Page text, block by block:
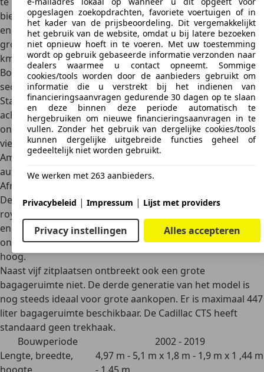
biedt dan de normale variant. Een indrukwekkende 649 pk
en 855 Nm koppelzijn beschikbaar met deze motor. De
grote sedan is dan ook enorm sportief op de weg,tot 320
km/u topsnelheidbehoren tot de belangrijkste gegevens.
Bovendien bereikt het model de 100 km/u naslechts 3,7
seconden.
Standaard beschikt de Cadillac CTS over klassieke
achterwielaandrijvingom zijn sportieve ambities te
ondersteunen. Op verzoek kan de auto echter ookmet
vierwielaandrijvingworden besteld. Zoals gebruikelijk bij
Amerikaanse auto's biedt deze sedan ook een
automatische transmissiein de basisuitrusting.
Afmetingen
De Cadillac CTS is een grote sedan en biedt dankzij zijn
royale afmetingen voldoende ruimte voor het hele gezin
en maximaal vijf personen. De romp van het model is
ongeveer vijf meter lang, 1,8 meter breed en 1,5 meter
hoog.
Naast vijf zitplaatsen ontbreekt ook een grote
bagageruimte niet. De derde generatie van het model is
nog steeds ideaal voor grote aankopen. Er is maximaal 447
liter bagageruimte beschikbaar. De Cadillac CTS heeft
standaard geen trekhaak.
Bouwperiode
2002 - 2019
Lengte, breedte,
4,97 m - 5,1 m x 1,8 m - 1,9 m x 1 ,44 m
opgeslagen zoekopdrachten, favoriete voertuigen of in
het kader van de prijsbeoordeling. Dit vergemakkelijkt
het gebruik van de website, omdat u bij latere bezoeken
niet opnieuw hoeft in te voeren. Met uw toestemming
wordt op gebruik gebaseerde informatie verzonden naar
dealers waarmee u contact opneemt. Sommige
cookies/tools worden door de aanbieders gebruikt om
informatie die u verstrekt bij het indienen van
financieringsaanvragen gedurende 30 dagen op te slaan
en deze binnen deze periode automatisch te
hergebruiken om nieuwe financieringsaanvragen in te
vullen. Zonder het gebruik van dergelijke cookies/tools
kunnen dergelijke uitgebreide functies geheel of
gedeeltelijk niet worden gebruikt.
We werken met 263 aanbieders.
Privacybeleid | Impressum | Lijst met providers
Privacy instellingen Alles accepteren